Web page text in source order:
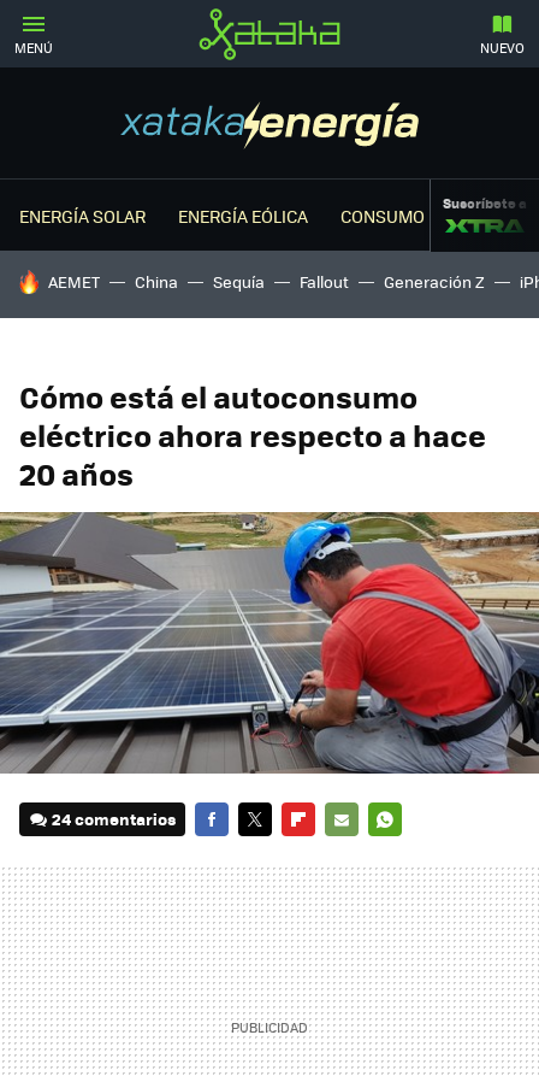
MENÚ NUEVO
ENERGÍA SOLAR ENERGÍA EÓLICA CONSUMO ENERGÉTICO
Suscríbete a
HOY SE HABLA DE
AEMET China Sequía Fallout Generación Z
Cómo está el autoconsumo
eléctrico ahora respecto a hace
20 años
24 comentarios
MAIL